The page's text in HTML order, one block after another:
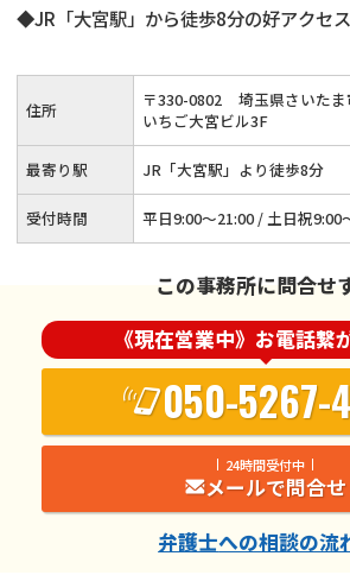
◆JR「大宮駅」から徒歩8分の好アクセ
の減額交渉にも対応◆オンライン相談・
住所 〒330-0802
埼玉県さいた
いちご大宮ビル3F
最寄り駅 JR「大宮駅」より徒歩8分
受付時間 平日9:00～21:00 / 土日祝9:00
この事務所に問合せ
《現在営業中》お電話繋
050-5267-
24時間受付中
メールで問合せ
弁護士への相談の流